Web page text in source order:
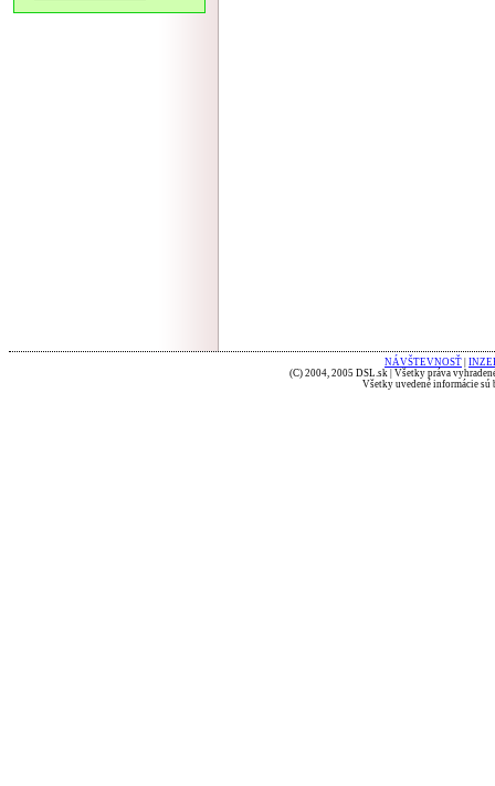
NÁVŠTEVNOSŤ
(C) 2004, 2005 DSL.sk | Všetky práva
Všetky uvedené informácie sú